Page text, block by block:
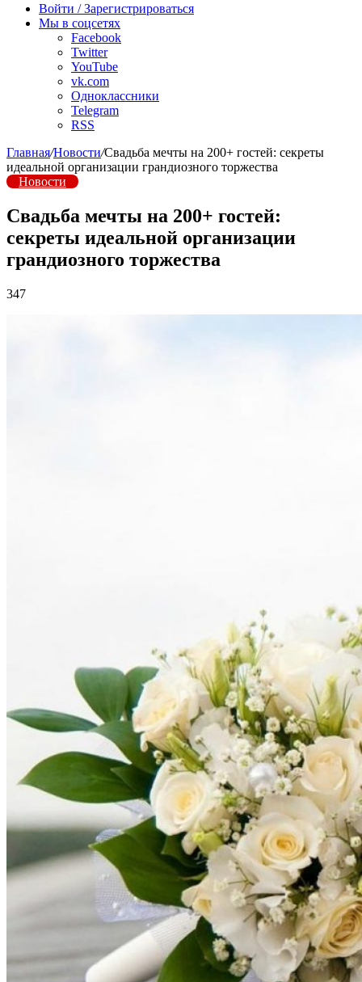
радио
Войти / Зарегистрироваться
Мы в соцсетях
Facebook
Twitter
YouTube
vk.com
Одноклассники
Telegram
RSS
Главная/Новости/Свадьба мечты на 200+ гостей: секреты
идеальной организации грандиозного торжества
Новости
Свадьба мечты на 200+ гостей:
секреты идеальной организации
грандиозного торжества
347